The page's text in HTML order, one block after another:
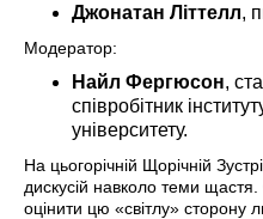
Джонатан Літтелл,
Модератор:
Найл Фергюсон,
співробітник
університету.
На цьогорічній Щорічній
дискусій навколо теми
оцінити цю «світлу» сторону